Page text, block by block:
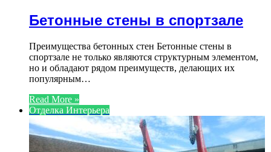
Бетонные стены в спортзале
Преимущества бетонных стен Бетонные стены в
спортзале не только являются структурным элементом,
но и обладают рядом преимуществ, делающих их
популярным…
Read More »
Отделка Интерьера